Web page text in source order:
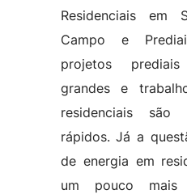
Residenciais em
Campo e
projetos
grandes e
residenciais
rápidos. Já a
de energia em
um pouco mais